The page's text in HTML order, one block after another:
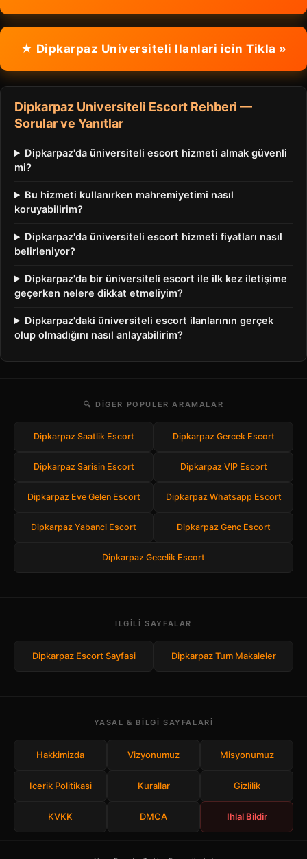
★ Dipkarpaz Universiteli Ilanlari icin Tikla »
Dipkarpaz Universiteli Escort Rehberi —
Sorular ve Yanıtlar
Dipkarpaz'da üniversiteli escort hizmeti almak güvenli
mi?
Bu hizmeti kullanırken mahremiyetimi nasıl
koruyabilirim?
Dipkarpaz'da üniversiteli escort hizmeti fiyatları nasıl
belirleniyor?
Dipkarpaz'da bir üniversiteli escort ile ilk kez iletişime
geçerken nelere dikkat etmeliyim?
Dipkarpaz'daki üniversiteli escort ilanlarının gerçek
olup olmadığını nasıl anlayabilirim?
🔍 DIGER POPULER ARAMALAR
Dipkarpaz Saatlik Escort Dipkarpaz Gercek Escort
Dipkarpaz Sarisin Escort Dipkarpaz VIP Escort
Dipkarpaz Eve Gelen Escort Dipkarpaz Whatsapp Escort
Dipkarpaz Yabanci Escort Dipkarpaz Genc Escort
Dipkarpaz Gecelik Escort
ILGILI SAYFALAR
Dipkarpaz Escort Sayfasi Dipkarpaz Tum Makaleler
YASAL & BILGI SAYFALARI
Hakkimizda Vizyonumuz Misyonumuz
Icerik Politikasi Kurallar Gizlilik
KVKK DMCA Ihlal Bildir